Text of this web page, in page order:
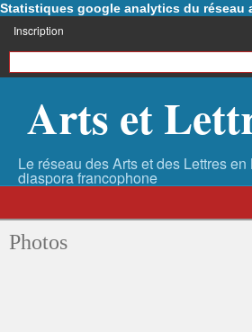
Statistiques google analytics du réseau
Inscription
Arts et
Photos